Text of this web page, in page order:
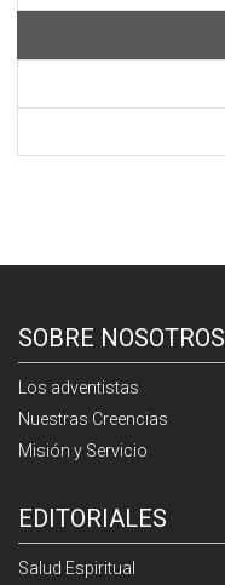
SOBRE NOSOTROS
Los adventistas
Nuestras Creencias
Misión y Servicio
EDITORIALES
Salud Espiritual